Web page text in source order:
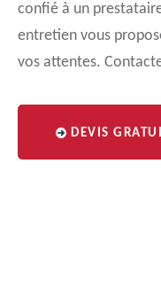
confié à un
entretien vous
vos attentes.
DEVIS